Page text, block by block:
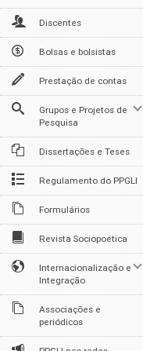
Discentes
Bolsas e bolsistas
Prestação de contas
Grupos e Projetos de
Pesquisa
Dissertações e Teses
Regulamento do PPGLI
Formulários
Revista Sociopoética
Internacionalização e
Integração
Associações e
periódicos